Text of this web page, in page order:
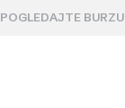
POGLEDAJTE BURZU